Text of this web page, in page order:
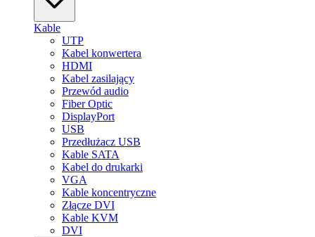
Kable
UTP
Kabel konwertera
HDMI
Kabel zasilający
Przewód audio
Fiber Optic
DisplayPort
USB
Przedłużacz USB
Kable SATA
Kabel do drukarki
VGA
Kable koncentryczne
Złącze DVI
Kable KVM
DVI